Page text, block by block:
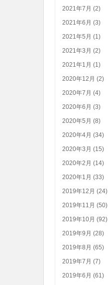
2021年7月 (2)
2021年6月 (3)
2021年5月 (1)
2021年3月 (2)
2021年1月 (1)
2020年12月 (2)
2020年7月 (4)
2020年6月 (3)
2020年5月 (8)
2020年4月 (34)
2020年3月 (15)
2020年2月 (14)
2020年1月 (33)
2019年12月 (24)
2019年11月 (50)
2019年10月 (92)
2019年9月 (28)
2019年8月 (65)
2019年7月 (7)
2019年6月 (61)